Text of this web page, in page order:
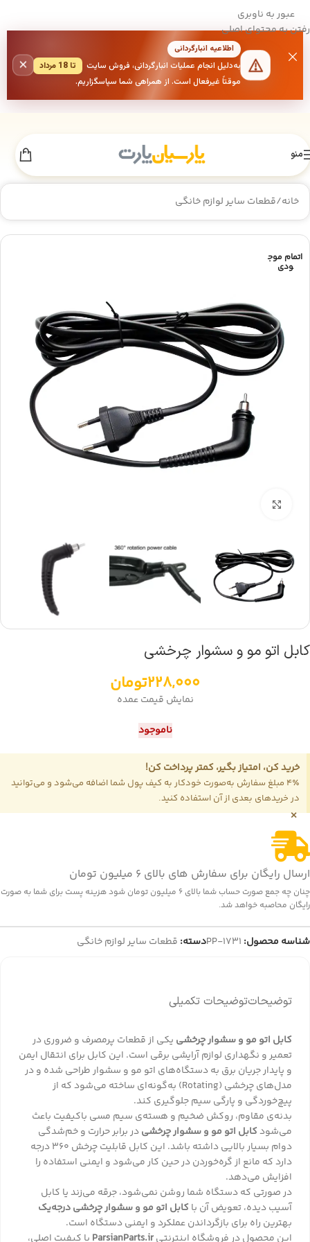
عبور به ناوبری
رفتن به محتوای اصلی
اطلاعیه انبارگردانی
به‌دلیل انجام عملیات انبارگردانی، فروش سایت
تا 18 مرداد
موقتاً غیرفعال است. از همراهی شما سپاسگزاریم.
×
منو
خانه/قطعات سایر لوازم خانگی
اتمام موج
ودی
کابل اتو مو و سشوار چرخشی
228,000تومان
نمایش قیمت عمده
ناموجود
خرید کن، امتیاز بگیر، کمتر پرداخت کن!
4٪ مبلغ سفارش به‌صورت خودکار به کیف پول شما اضافه می‌شود و می‌توانید
در خریدهای بعدی از آن استفاده کنید.
×
ارسال رایگان برای سفارش های بالای 6 میلیون تومان
چنان چه جمع صورت حساب شما بالای 6 میلیون تومان شود هزینه پست برای شما به صورت
رایگان محاصبه خواهد شد.
شناسه محصول: PP-1731دسته: قطعات سایر لوازم خانگی
توضیحاتتوضیحات تکمیلی
کابل اتو مو و سشوار چرخشی یکی از قطعات پرمصرف و ضروری در
تعمیر و نگهداری لوازم آرایشی برقی است. این کابل برای انتقال ایمن
و پایدار جریان برق به دستگاه‌های اتو مو و سشوار طراحی شده و در
مدل‌های چرخشی (Rotating) به‌گونه‌ای ساخته می‌شود که از
پیچ‌خوردگی و پارگی سیم جلوگیری کند.
بدنه‌ی مقاوم، روکش ضخیم و هسته‌ی سیم مسی باکیفیت باعث
می‌شودکابل اتو مو و سشوار چرخشیدر برابر حرارت و خم‌شدگی
دوام بسیار بالایی داشته باشد. این کابل قابلیت چرخش ۳۶۰ درجه
دارد که مانع از گره‌خوردن در حین کار می‌شود و ایمنی استفاده را
افزایش می‌دهد.
در صورتی که دستگاه شما روشن نمی‌شود، جرقه می‌زند یا کابل
آسیب دیده، تعویض آن باکابل اتو مو و سشوار چرخشی درجه‌یک
بهترین راه برای بازگرداندن عملکرد و ایمنی دستگاه است.
این محصول در فروشگاه اینترنتیParsianParts.ir با کیفیت اصلی،